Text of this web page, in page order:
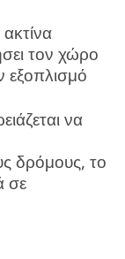
τον χώρο
εξοπλισμό
να
δρόμους, το
σε